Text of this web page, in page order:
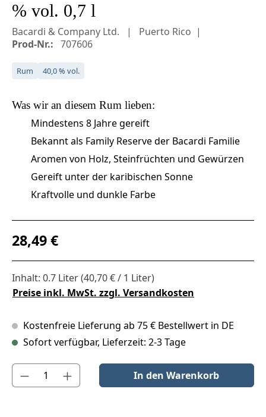
% vol. 0,7 l
Bacardi & Company Ltd.
Puerto Rico
Prod-Nr.: 707606
Rum 40,0 % vol.
Was wir an diesem Rum lieben:
Mindestens 8 Jahre gereift
Bekannt als Family Reserve der Bacardi Familie
Aromen von Holz, Steinfrüchten und Gewürzen
Gereift unter der karibischen Sonne
Kraftvolle und dunkle Farbe
Regulärer Preis:
28,49 €
Inhalt: 0.7 Liter(40,70 € / 1 Liter)
Preise inkl. MwSt. zzgl. Versandkosten
Kostenfreie Lieferung ab 75 € Bestellwert in DE
Sofort verfügbar, Lieferzeit: 2-3 Tage
Produkt Anzahl: Gib den gewünschten Wert ein oder benutze
In den Warenkorb